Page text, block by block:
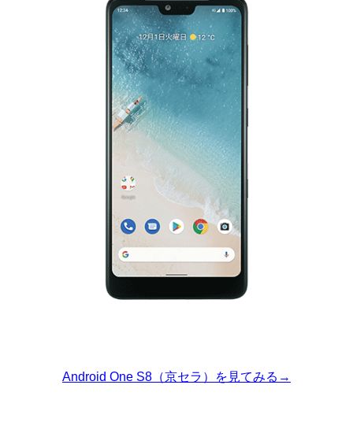
Android One S8（京セラ）を見てみる→